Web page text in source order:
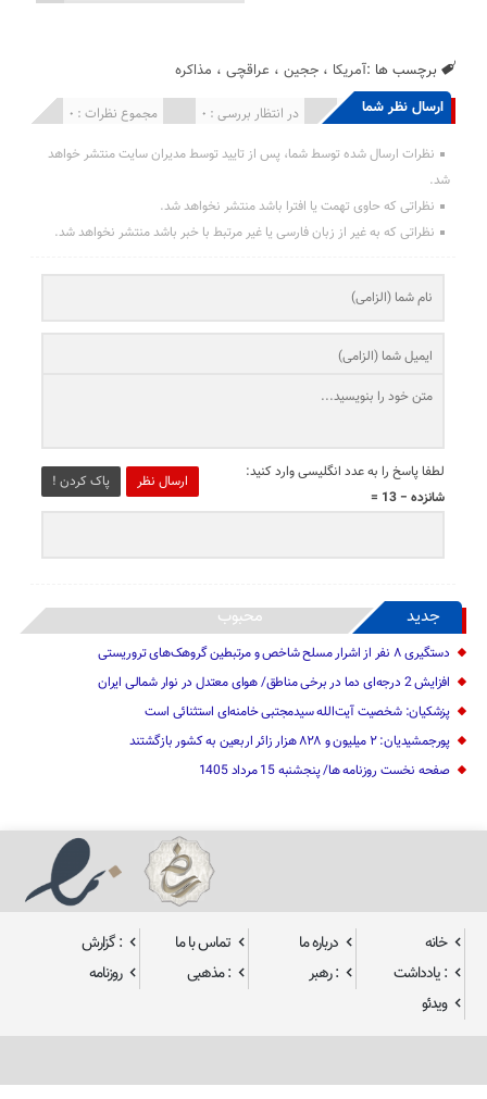
برچسب ها :آمریکا ،ججین ، عراقچی ، مذاکره
ارسال نظر شما مجموع نظرات : 0 در انتظار بررسی : 0 انتشار یافته : 0
نظرات ارسال شده توسط شما، پس از تایید توسط مدیران سایت منتشر خواهد
شد.
نظراتی که حاوی تهمت یا افترا باشد منتشر نخواهد شد.
نظراتی که به غیر از زبان فارسی یا غیر مرتبط با خبر باشد منتشر نخواهد شد.
ارسال نظر پاک کردن !
لطفا پاسخ را به عدد انگلیسی وارد کنید:
شانزده − 13 =
جدید محبوب
دستگیری ۸ نفر از اشرار مسلح شاخص و مرتبطین گروهک‌های تروریستی
افزایش 2 درجه‌ای دما در برخی مناطق/ هوای معتدل در نوار شمالی ایران
پزشکیان: شخصیت آیت‌الله سیدمجتبی خامنه‌ای استثنائی است
پورجمشیدیان: ۲ میلیون و ۸۲۸ هزار زائر اربعین به کشور بازگشتند
صفحه نخست روزنامه ها/ پنجشنبه 15 مرداد 1405
خانه درباره ما تماس با ما
: گزارش
: یادداشت
: رهبر : مذهبی
روزنامه
ویدئو